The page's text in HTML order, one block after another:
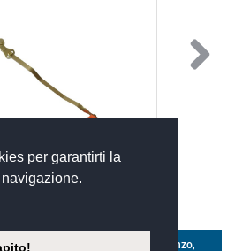
per garantirti la
s.r.l. a socio unico - Via Isonzo,